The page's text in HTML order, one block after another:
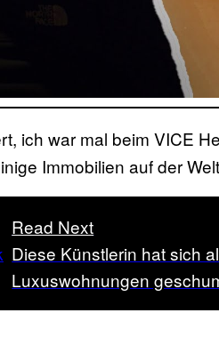
ich war mal beim VICE
Immobilien auf der
Read Next
Diese Künstlerin hat sich
Luxuswohnungen